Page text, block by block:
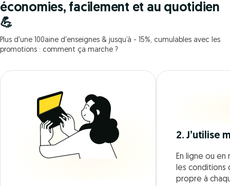
économies, facilement et au quotidien
💪
Plus d'une 100aine d'enseignes & jusqu’à - 15%, cumulables avec les
promotions : comment ça marche ?
2. J’utilise
En ligne ou en
les conditions
propre à